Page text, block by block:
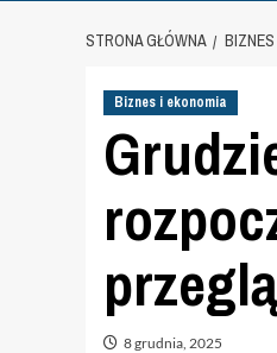
STRONA GŁÓWNA
Biznes i ekonomia
8 grudnia, 2025